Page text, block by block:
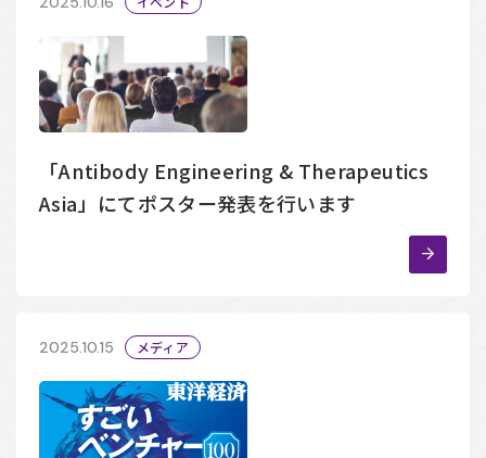
「Antibody Engineering & Therapeutics
Asia」にてポスター発表を行います
2025.10.15 メディア